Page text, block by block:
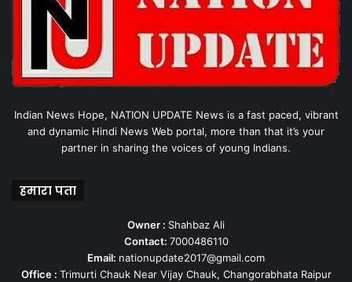
Indian News Hope, NATION UPDATE News is a fast paced, vibrant
and dynamic Hindi News Web portal, more than that it’s your
partner in sharing the voices of young Indians.
हमारा पता
Owner : Shahbaz Ali
Contact: 7000486110
Email: nationupdate2017@gmail.com
Office : Trimurti Chauk Near Vijay Chauk, Changorabhata Raipur